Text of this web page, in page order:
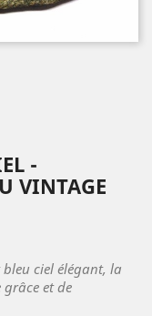
-
VINTAGE
ciel élégant, la
grâce et de